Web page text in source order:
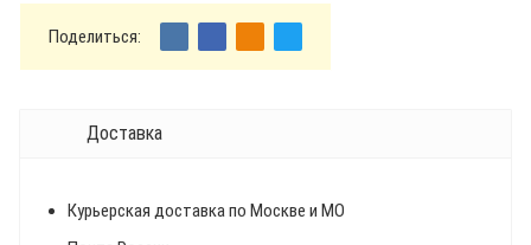
Поделиться:
Доставка
Курьерская доставка по Москве и МО